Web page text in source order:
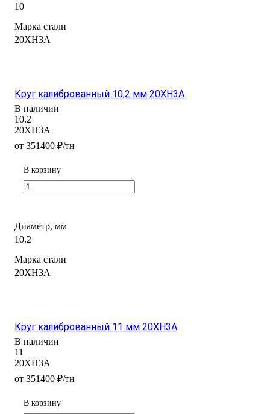
10
Марка стали
20ХН3А
Круг калиброванный 10,2 мм 20ХН3А
В наличии
10.2
20ХН3А
от 351400 ₽/тн
В корзину
Диаметр, мм
10.2
Марка стали
20ХН3А
Круг калиброванный 11 мм 20ХН3А
В наличии
11
20ХН3А
от 351400 ₽/тн
В корзину